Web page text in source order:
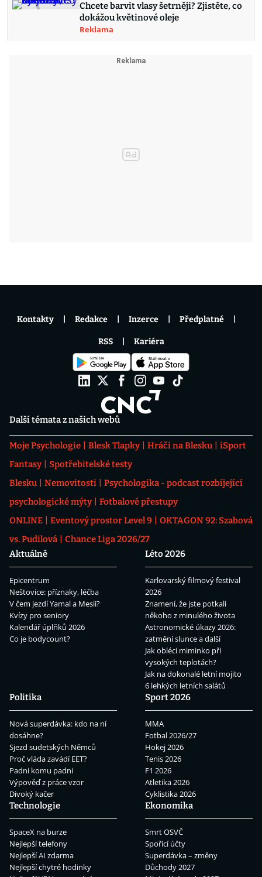
Chcete barvit vlasy šetrněji? Zjistěte, co
dokážou květinové oleje
Reklama
Další témata z našich webů
Moje Psychologie Blesk Tlapky Hráči na Blesku
iSport
Fantasy
Spotřebitelské testy
Blesku
Nemovitosti
Psychologika - podcast rozbíjející
psychologické mýty
Fotbalové přestupy
ONLINE
Eventový prostor Level 9
OKTAGON 92: Szabová
vs. Pudilová
Chance Liga 2026/27
Aktuálně
Epicentrum
Neštovice: příznaky, léčba
V čem jezdí Yamal a Mesii?
Kvízy pro seniory
Kalendář úplňků 2026
Co je bodycount?
Léto 2026
Karlovarský filmový festival
2026
Znamení, že jste potkali
někoho z minulého života
Astronomické úkazy 2026:
zatmění slunce a další
Jak obléci miminko při
vysokých teplotách?
Jak na dokonalé letní mojito
6 lehkých letních salátů
Politika
Nová superdávka: kdo na ní
dosáhne?
Sjezd sudetských Němců
Proč vláda zavádí EET?
Padni komu padni
Výpověď z práce vzor
Divoký kačer
Sport 2026
MMA
Fotbal 2026/27
Hokej 2026
Tenis 2026
F1 2026
Atletika 2026
Cyklistika 2026
Technologie
SpaceX na burze
Nejlepší telefony
Nejlepší AI zdarma
Nejlepší chytré hodinky
Ekonomika
Smrt OSVČ
Spořicí účty
Superdávka – změny
Důchody 2027
Kontakty Redakce Inzerce Předplatné
RSS Kariéra